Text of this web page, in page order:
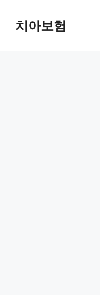
content치아보험